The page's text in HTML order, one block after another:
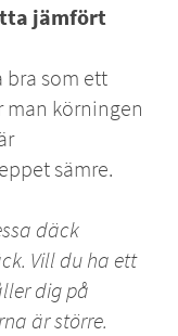
jämfört
bra som ett
man körningen
sämre.
däck
Vill du ha ett
dig på
är större.